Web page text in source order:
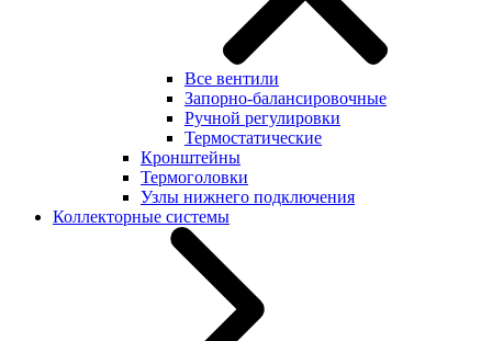
Все вентили
Запорно-балансировочные
Ручной регулировки
Термостатические
Кронштейны
Термоголовки
Узлы нижнего подключения
Коллекторные системы